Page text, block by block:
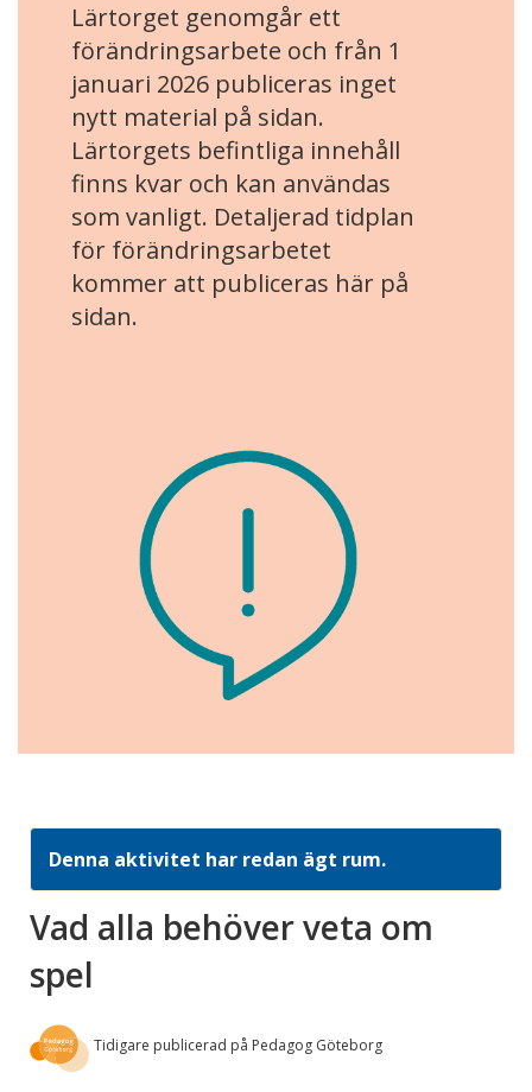
Lärtorget genomgår ett
förändringsarbete och från 1
januari 2026 publiceras inget
nytt material på sidan.
Lärtorgets befintliga innehåll
finns kvar och kan användas
som vanligt. Detaljerad tidplan
för förändringsarbetet
kommer att publiceras här på
sidan.
Denna aktivitet har redan ägt rum.
Vad alla behöver veta om
spel
Tidigare publicerad på Pedagog Göteborg